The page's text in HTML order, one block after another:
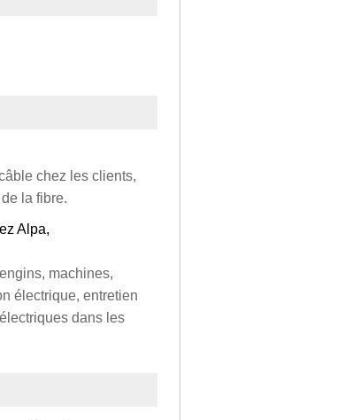
chez les clients,
la fibre.
Alpa,
machines,
électrique, entretien
dans les